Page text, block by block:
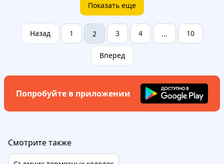
Показать еще
Назад 1 2 3 4 ... 10
Вперед
Попробуйте в приложении
Смотрите также